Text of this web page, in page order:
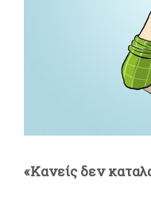
«Κανείς δεν